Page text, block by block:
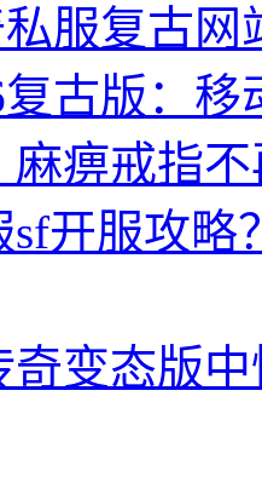
私服复古
古版：
麻痹戒指
sf开服攻略
奇变态版